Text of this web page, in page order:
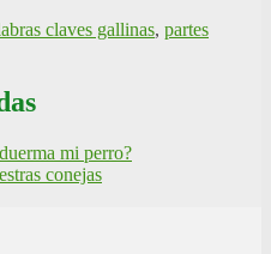
claves gallinas, partes
mi perro?
conejas